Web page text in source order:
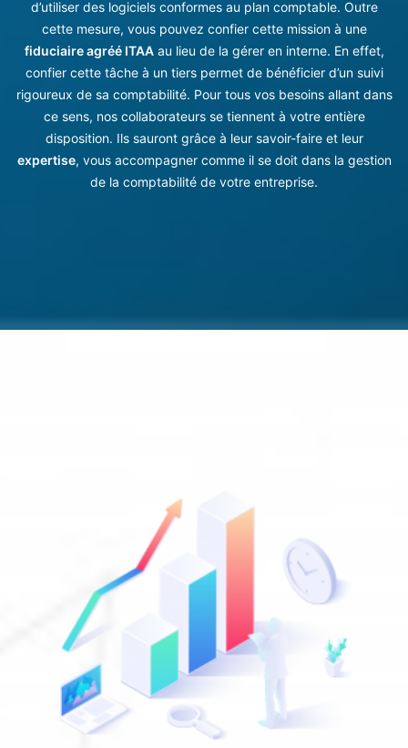
d’utiliser des logiciels conformes au plan comptable. Outre
cette mesure, vous pouvez confier cette mission à une
fiduciaire agréé ITAAau lieu de la gérer en interne. En effet,
confier cette tâche à un tiers permet de bénéficier d’un suivi
rigoureux de sa comptabilité. Pour tous vos besoins allant dans
ce sens, nos collaborateurs se tiennent à votre entière
disposition. Ils sauront grâce à leur savoir-faire et leur
expertise, vous accompagner comme il se doit dans la gestion
de la comptabilité de votre entreprise.